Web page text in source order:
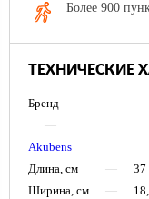
Более 900
ТЕХНИЧЕСКИЕ
Бренд
—
Akubens
Длина, см
—
37
Ширина, см
—